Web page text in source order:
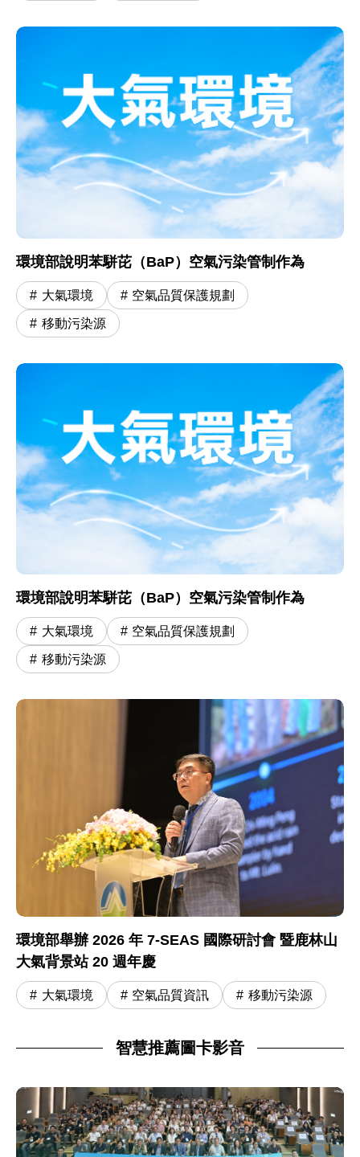
環境部說明苯駢芘（BaP）空氣污染管制作為
大氣環境 空氣品質保護規劃
移動污染源
環境部說明苯駢芘（BaP）空氣污染管制作為
大氣環境 空氣品質保護規劃
移動污染源
環境部舉辦 2026 年 7-SEAS 國際研討會 暨鹿林山
大氣背景站 20 週年慶
大氣環境 空氣品質資訊 移動污染源
智慧推薦圖卡影音